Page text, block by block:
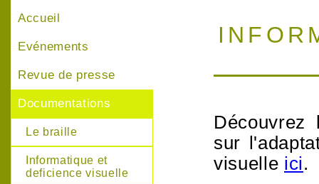
Accueil
Evénements
Revue de presse
Documentations
Le braille
Informatique et
deficience visuelle
sur
visuelle ici.